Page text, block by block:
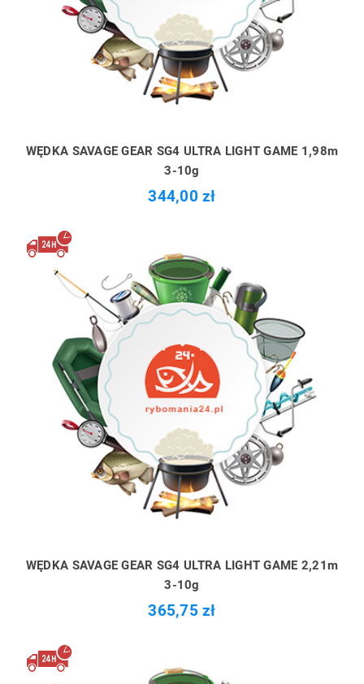
WĘDKA SAVAGE GEAR SG4 ULTRA LIGHT GAME 1,98m
3-10g
344,00 zł
WĘDKA SAVAGE GEAR SG4 ULTRA LIGHT GAME 2,21m
3-10g
365,75 zł